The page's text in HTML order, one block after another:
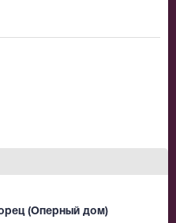
(Оперный дом)